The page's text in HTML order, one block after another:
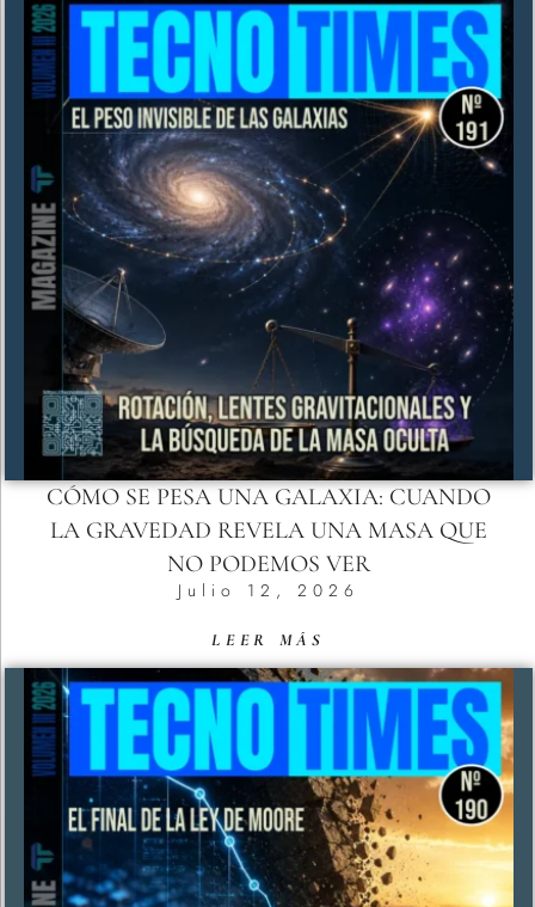
CÓMO SE PESA UNA GALAXIA: CUANDO
LA GRAVEDAD REVELA UNA MASA QUE
NO PODEMOS VER
Julio 12, 2026
LEER MÁS